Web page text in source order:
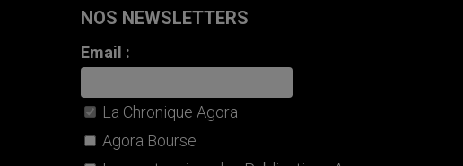
NOS NEWSLETTERS
Email :
La Chronique Agora
Agora Bourse